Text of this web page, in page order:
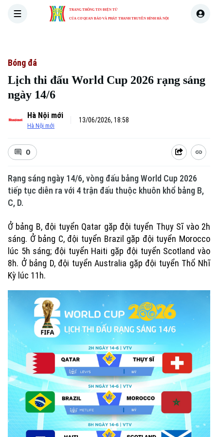
TRANG THÔNG TIN ĐIỆN TỬ
CỦA CƠ QUAN BÁO VÀ PHÁT THANH TRUYỀN HÌNH HÀ NỘI
Bóng đá
Lịch thi đấu World Cup 2026 rạng sáng
ngày 14/6
Hà Nội mới
Hà Nội mới
13/06/2026, 18:58
0
Rạng sáng ngày 14/6, vòng đấu bảng World Cup 2026
tiếp tục diễn ra với 4 trận đấu thuộc khuôn khổ bảng B,
C, D.
Ở bảng B, đội tuyển Qatar gặp đội tuyển Thụy Sĩ vào 2h
sáng. Ở bảng C, đội tuyển Brazil gặp đội tuyển Morocco
lúc 5h sáng; đội tuyển Haiti gặp đội tuyển Scotland vào
8h. Ở bảng D, đội tuyển Australia gặp đội tuyển Thổ Nhĩ
Kỳ lúc 11h.